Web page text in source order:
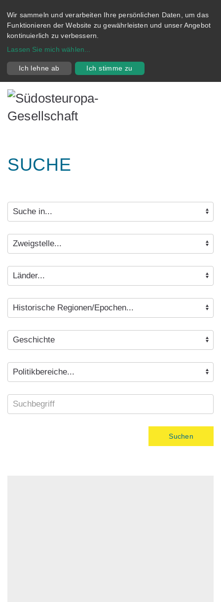
Wir sammeln und verarbeiten Ihre persönlichen Daten, um das
Funktionieren der Website zu gewährleisten und unser Angebot
kontinuierlich zu verbessern.
Lassen Sie mich wählen
Ich lehne ab Ich stimme zu
SUCHE
Suchen